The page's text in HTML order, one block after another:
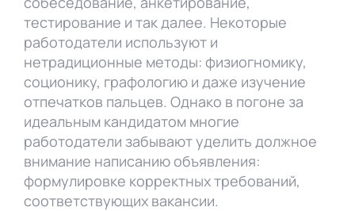
тестирование и так далее. Некоторые
работодатели используют и
нетрадиционные методы: физиогномику,
соционику, графологию и даже изучение
отпечатков пальцев. Однако в погоне за
идеальным кандидатом многие
работодатели забывают уделить должное
внимание написанию объявления:
формулировке корректных требований,
соответствующих вакансии.